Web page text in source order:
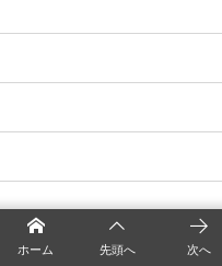
ホーム 先頭へ 次へ